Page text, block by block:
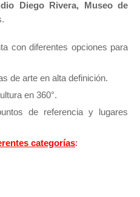
Diego Rivera, Museo de
con diferentes opciones para
de arte en alta definición.
en 360°.
de referencia y lugares
categorías: